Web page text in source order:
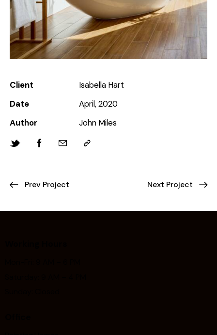
Client
Isabella Hart
Date
April, 2020
Author
John Miles
Prev Project Next Project